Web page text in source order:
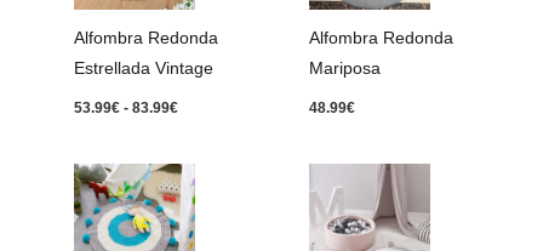
Alfombra Redonda
Estrellada Vintage
53.99€ - 83.99€
83.99€
Alfombra Redonda
Mariposa
48.99€